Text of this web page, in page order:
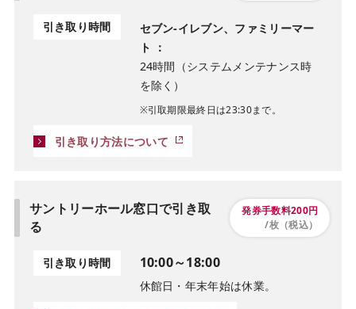
引き取り時間
セブン-イレブン、ファミリーマー
ト ：
24時間（システムメンテナンス時
を除く）
※引取期限最終日は23:30まで。
引き取り方法について
サントリーホール窓口で引き取
る
発券手数料200円
/枚（税込）
引き取り時間 10:00～18:00
休館日・年末年始は休業。